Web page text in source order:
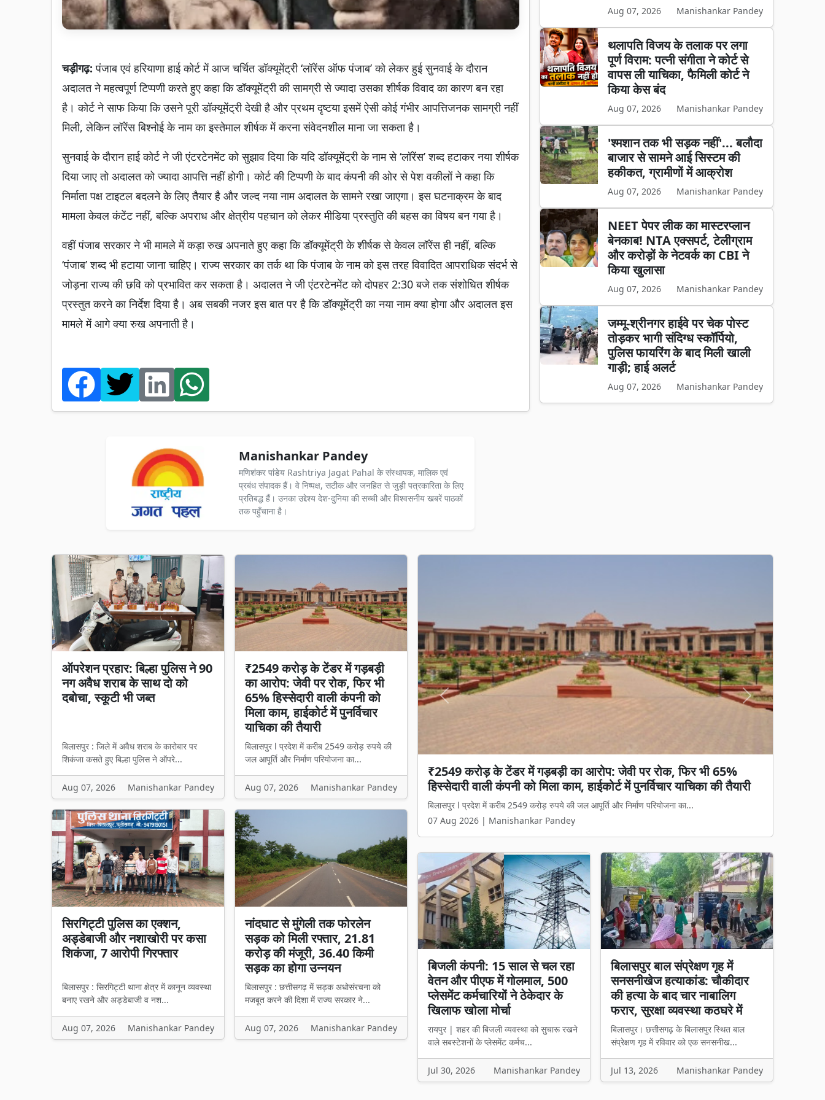
चड़ीगढ़:पंजाब एवं हरियाणा हाई कोर्ट में आज चर्चित डॉक्यूमेंट्री ‘लॉरेंस ऑफ पंजाब’ को लेकर हुई सुनवाई के दौरान
अदालत ने महत्वपूर्ण टिप्पणी करते हुए कहा कि डॉक्यूमेंट्री की सामग्री से ज्यादा उसका शीर्षक विवाद का कारण बन रहा
है। कोर्ट ने साफ किया कि उसने पूरी डॉक्यूमेंट्री देखी है और प्रथम दृष्टया इसमें ऐसी कोई गंभीर आपत्तिजनक सामग्री नहीं
मिली, लेकिन लॉरेंस बिश्नोई के नाम का इस्तेमाल शीर्षक में करना संवेदनशील माना जा सकता है।
सुनवाई के दौरान हाई कोर्ट ने जी एंटरटेनमेंट को सुझाव दिया कि यदि डॉक्यूमेंट्री के नाम से ‘लॉरेंस’ शब्द हटाकर नया शीर्षक
दिया जाए तो अदालत को ज्यादा आपत्ति नहीं होगी। कोर्ट की टिप्पणी के बाद कंपनी की ओर से पेश वकीलों ने कहा कि
निर्माता पक्ष टाइटल बदलने के लिए तैयार है और जल्द नया नाम अदालत के सामने रखा जाएगा। इस घटनाक्रम के बाद
मामला केवल कंटेंट नहीं, बल्कि अपराध और क्षेत्रीय पहचान को लेकर मीडिया प्रस्तुति की बहस का विषय बन गया है।
वहीं पंजाब सरकार ने भी मामले में कड़ा रुख अपनाते हुए कहा कि डॉक्यूमेंट्री के शीर्षक से केवल लॉरेंस ही नहीं, बल्कि
‘पंजाब’ शब्द भी हटाया जाना चाहिए। राज्य सरकार का तर्क था कि पंजाब के नाम को इस तरह विवादित आपराधिक संदर्भ से
जोड़ना राज्य की छवि को प्रभावित कर सकता है। अदालत ने जी एंटरटेनमेंट को दोपहर 2:30 बजे तक संशोधित शीर्षक
प्रस्तुत करने का निर्देश दिया है। अब सबकी नजर इस बात पर है कि डॉक्यूमेंट्री का नया नाम क्या होगा और अदालत इस
मामले में आगे क्या रुख अपनाती है।
Manishankar Pandey
मणिशंकर पांडेय Rashtriya Jagat Pahal के संस्थापक, मालिक एवं
प्रबंध संपादक हैं। वे निष्पक्ष, सटीक और जनहित से जुड़ी पत्रकारिता के लिए
प्रतिबद्ध हैं। उनका उद्देश्य देश-दुनिया की सच्ची और विश्वसनीय खबरें पाठकों
तक पहुँचाना है।
Aug 07, 2026 Manishankar Pandey
थलापति विजय के तलाक पर लगा
पूर्ण विराम: पत्नी संगीता ने कोर्ट से
वापस ली याचिका, फैमिली कोर्ट ने
किया केस बंद
Aug 07, 2026 Manishankar Pandey
'श्मशान तक भी सड़क नहीं'... बलौदा
बाजार से सामने आई सिस्टम की
हकीकत, ग्रामीणों में आक्रोश
Aug 07, 2026 Manishankar Pandey
NEET पेपर लीक का मास्टरप्लान
बेनकाब! NTA एक्सपर्ट, टेलीग्राम
और करोड़ों के नेटवर्क का CBI ने
किया खुलासा
Aug 07, 2026 Manishankar Pandey
जम्मू-श्रीनगर हाईवे पर चेक पोस्ट
तोड़कर भागी संदिग्ध स्कॉर्पियो,
पुलिस फायरिंग के बाद मिली खाली
गाड़ी; हाई अलर्ट
Aug 07, 2026 Manishankar Pandey
ऑपरेशन प्रहार: बिल्हा पुलिस ने 90
नग अवैध शराब के साथ दो को
दबोचा, स्कूटी भी जब्त
बिलासपुर : जिले में अवैध शराब के कारोबार पर
शिकंजा कसते हुए बिल्हा पुलिस ने ऑपरे...
Aug 07, 2026 Manishankar Pandey
₹2549 करोड़ के टेंडर में गड़बड़ी
का आरोप: जेवी पर रोक, फिर भी
65% हिस्सेदारी वाली कंपनी को
मिला काम, हाईकोर्ट में पुनर्विचार
याचिका की तैयारी
बिलासपुर l प्रदेश में करीब 2549 करोड़ रुपये की
जल आपूर्ति और निर्माण परियोजना का...
Aug 07, 2026 Manishankar Pandey
सिरगिट्टी पुलिस का एक्शन,
अड्डेबाजी और नशाखोरी पर कसा
शिकंजा, 7 आरोपी गिरफ्तार
बिलासपुर : सिरगिट्टी थाना क्षेत्र में कानून व्यवस्था
बनाए रखने और अड्डेबाजी व नश...
Aug 07, 2026 Manishankar Pandey
नांदघाट से मुंगेली तक फोरलेन
सड़क को मिली रफ्तार, 21.81
करोड़ की मंजूरी, 36.40 किमी
सड़क का होगा उन्नयन
बिलासपुर : छत्तीसगढ़ में सड़क अधोसंरचना को
मजबूत करने की दिशा में राज्य सरकार ने...
Aug 07, 2026 Manishankar Pandey
₹2549 करोड़ के टेंडर में गड़बड़ी का आरोप: जेवी पर रोक, फिर भी 65%
हिस्सेदारी वाली कंपनी को मिला काम, हाईकोर्ट में पुनर्विचार याचिका की तैयारी
बिलासपुर l प्रदेश में करीब 2549 करोड़ रुपये की जल आपूर्ति और निर्माण परियोजना का...
07 Aug 2026 | Manishankar Pandey
Previous Next
बिजली कंपनी: 15 साल से चल रहा
वेतन और पीएफ में गोलमाल, 500
प्लेसमेंट कर्मचारियों ने ठेकेदार के
खिलाफ खोला मोर्चा
रायपुर | शहर की बिजली व्यवस्था को सुचारू रखने
वाले सबस्टेशनों के प्लेसमेंट कर्मच...
Jul 30, 2026 Manishankar Pandey
बिलासपुर बाल संप्रेक्षण गृह में
सनसनीखेज हत्याकांड: चौकीदार
की हत्या के बाद चार नाबालिग
फरार, सुरक्षा व्यवस्था कठघरे में
बिलासपुर। छत्तीसगढ़ के बिलासपुर स्थित बाल
संप्रेक्षण गृह में रविवार को एक सनसनीख...
Jul 13, 2026 Manishankar Pandey